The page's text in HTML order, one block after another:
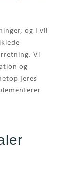
og I vil
Vi
og
jeres